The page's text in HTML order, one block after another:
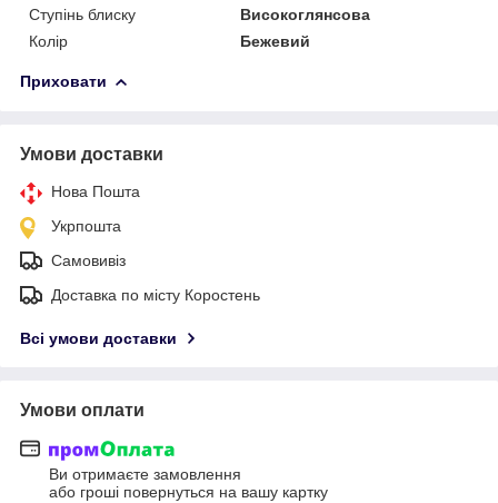
Ступінь блиску
Високоглянсова
Колір
Бежевий
Приховати
Умови доставки
Нова Пошта
Укрпошта
Самовивіз
Доставка по місту Коростень
Всі умови доставки
Умови оплати
Ви отримаєте замовлення
або гроші повернуться на вашу картку